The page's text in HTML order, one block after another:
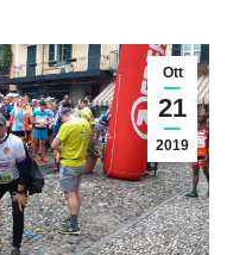
Ott
21
2019